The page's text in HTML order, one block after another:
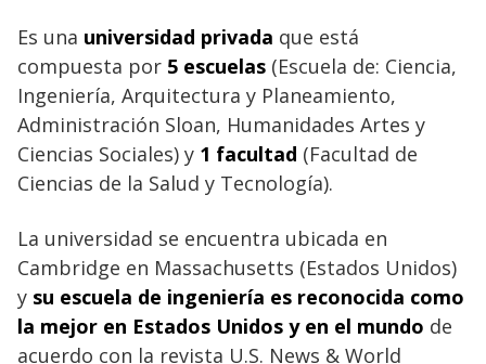
Es una universidad privada que está
compuesta por 5 escuelas (Escuela de: Ciencia,
Ingeniería, Arquitectura y Planeamiento,
Administración Sloan, Humanidades Artes y
Ciencias Sociales) y 1 facultad (Facultad de
Ciencias de la Salud y Tecnología).
La universidad se encuentra ubicada en
Cambridge en Massachusetts (Estados Unidos)
y su escuela de ingeniería es reconocida como
la mejor en Estados Unidos y en el mundo de
acuerdo con la revista U.S. News & World